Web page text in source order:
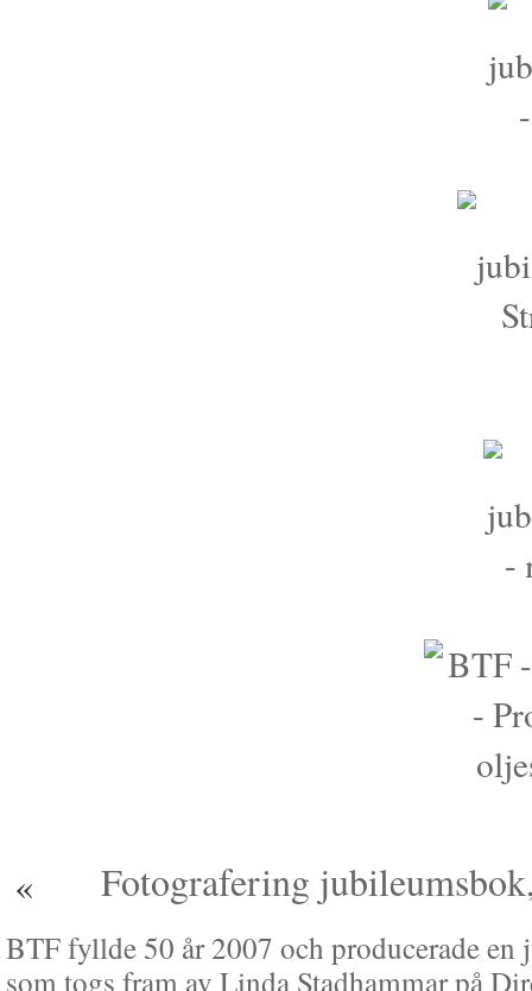
« Fotografering
BTF fyllde 50 år 2007 och producerade en
som togs fram av Linda Stadhammar på